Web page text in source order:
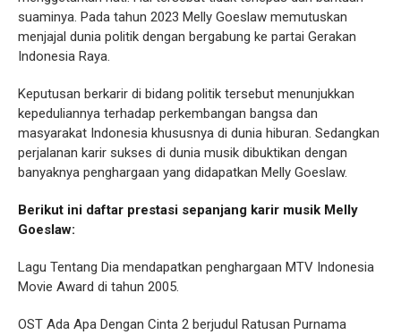
suaminya. Pada tahun 2023 Melly Goeslaw memutuskan
menjajal dunia politik dengan bergabung ke partai Gerakan
Indonesia Raya.
Keputusan berkarir di bidang politik tersebut menunjukkan
kepeduliannya terhadap perkembangan bangsa dan
masyarakat Indonesia khususnya di dunia hiburan. Sedangkan
perjalanan karir sukses di dunia musik dibuktikan dengan
banyaknya penghargaan yang didapatkan Melly Goeslaw.
Berikut ini daftar prestasi sepanjang karir musik Melly
Goeslaw:
Lagu Tentang Dia mendapatkan penghargaan MTV Indonesia
Movie Award di tahun 2005.
OST Ada Apa Dengan Cinta 2 berjudul Ratusan Purnama